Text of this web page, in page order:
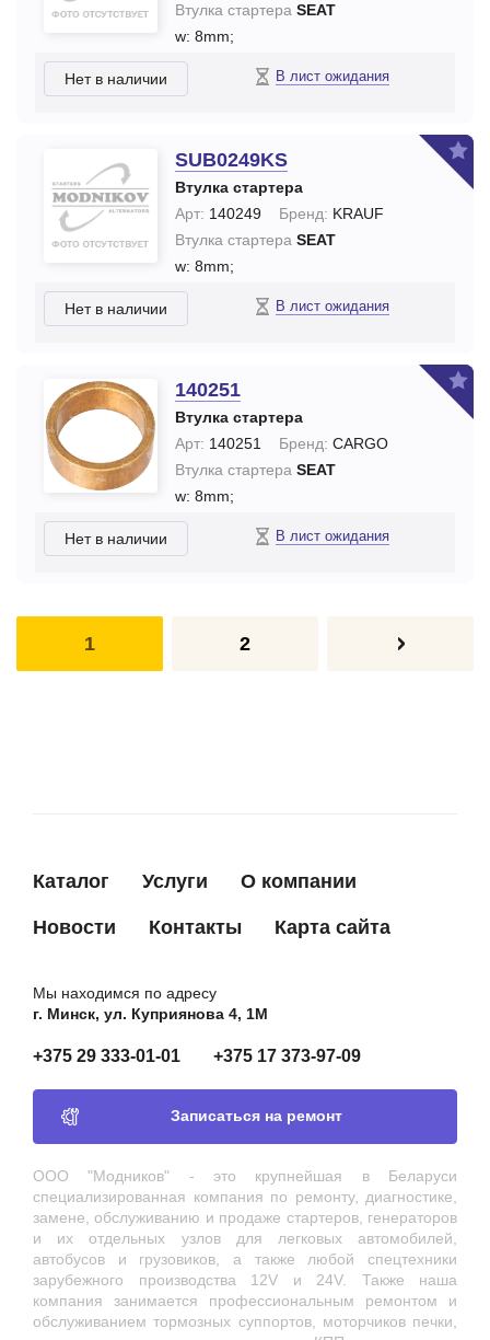
Втулка стартера SEAT
w: 8mm;
Нет в наличии В лист ожидания
SUB0249KS
Втулка стартера
Арт: 140249 Бренд: KRAUF
Втулка стартера SEAT
w: 8mm;
Нет в наличии В лист ожидания
140251
Втулка стартера
Арт: 140251 Бренд: CARGO
Втулка стартера SEAT
w: 8mm;
Нет в наличии В лист ожидания
1 2
Каталог Услуги О компании
Новости Контакты Карта сайта
Мы находимся по адресу
г. Минск, ул. Куприянова 4, 1М
+375 29 333-01-01 +375 17 373-97-09
Записаться на ремонт
ООО "Модников" - это крупнейшая в Беларуси
специализированная компания по ремонту, диагностике,
замене, обслуживанию и продаже стартеров, генераторов
и их отдельных узлов для легковых автомобилей,
автобусов и грузовиков, а также любой спецтехники
зарубежного производства 12V и 24V. Также наша
компания занимается профессиональным ремонтом и
обслуживанием тормозных суппортов, моторчиков печки,